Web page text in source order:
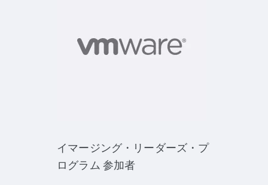
イマージング・リーダーズ・プ
ログラム 参加者